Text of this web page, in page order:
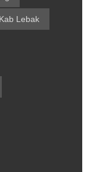
Lebak